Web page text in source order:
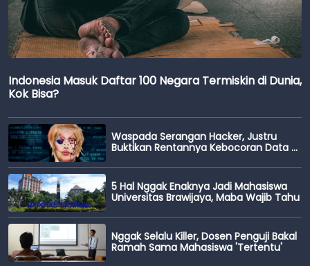
Indonesia Masuk Daftar 100 Negara Termiskin di Dunia,
Kok Bisa?
Waspada Serangan Hacker, Justru
Buktikan Rentannya Kebocoran Data di
5 Hal Nggak Enaknya Jadi Mahasiswa
Universitas Brawijaya, Maba Wajib Tahu
Nggak Selalu Killer, Dosen Penguji Bakal
Ramah Sama Mahasiswa 'Tertentu'